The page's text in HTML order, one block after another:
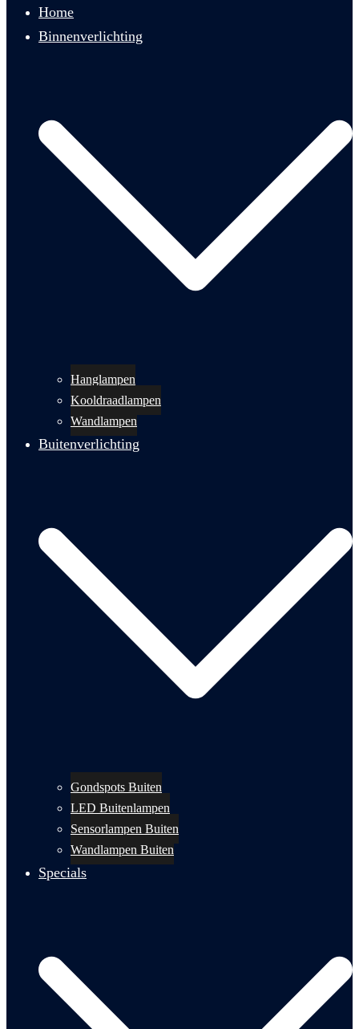
Home
Binnenverlichting
Hanglampen
Kooldraadlampen
Wandlampen
Buitenverlichting
Gondspots Buiten
LED Buitenlampen
Sensorlampen Buiten
Wandlampen Buiten
Specials